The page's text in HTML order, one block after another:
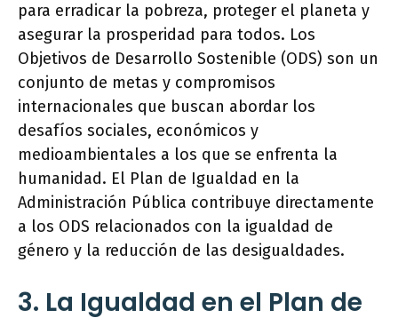
para erradicar la pobreza, proteger el planeta y
asegurar la prosperidad para todos. Los
Objetivos de Desarrollo Sostenible (ODS) son un
conjunto de metas y compromisos
internacionales que buscan abordar los
desafíos sociales, económicos y
medioambientales a los que se enfrenta la
humanidad. El Plan de Igualdad en la
Administración Pública contribuye directamente
a los ODS relacionados con la igualdad de
género y la reducción de las desigualdades.
3. La Igualdad en el Plan de